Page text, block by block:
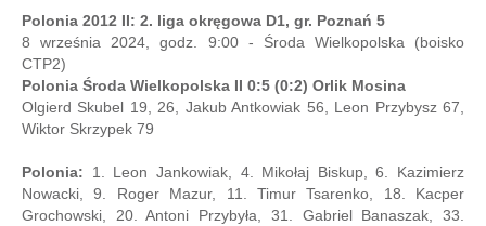
Polonia 2012 II: 2. liga okręgowa D1, gr. Poznań 5
8 września 2024, godz. 9:00 - Środa Wielkopolska (boisko
CTP2)
Polonia Środa Wielkopolska II 0:5 (0:2) Orlik Mosina
Olgierd Skubel 19, 26, Jakub Antkowiak 56, Leon Przybysz 67,
Wiktor Skrzypek 79
Polonia: 1. Leon Jankowiak, 4. Mikołaj Biskup, 6. Kazimierz
Nowacki, 9. Roger Mazur, 11. Timur Tsarenko, 18. Kacper
Grochowski, 20. Antoni Przybyła, 31. Gabriel Banaszak, 33.